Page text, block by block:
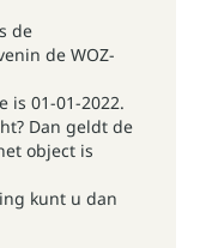
de
de WOZ-
is 01-01-2022.
Dan geldt de
object is
kunt u dan